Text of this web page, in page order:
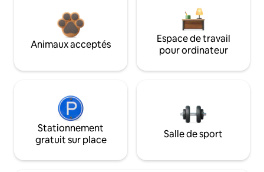
Animaux acceptés
Espace de travail
pour ordinateur
Stationnement
gratuit sur place
Salle de sport